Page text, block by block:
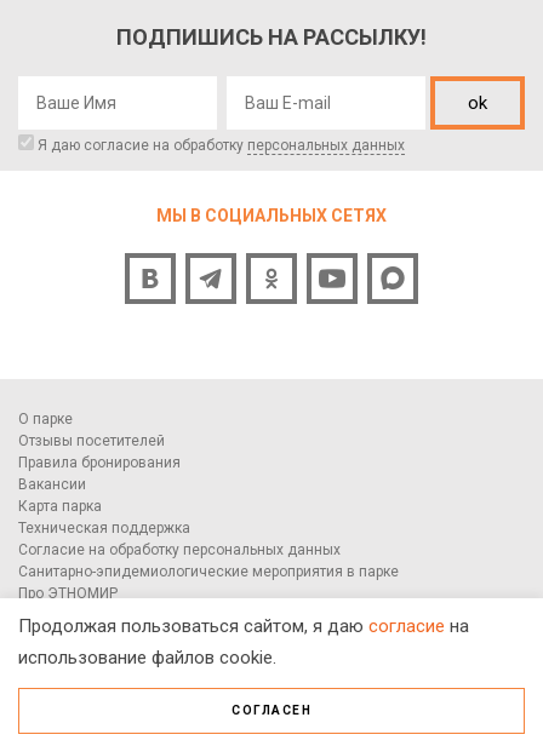
ПОДПИШИСЬ НА РАССЫЛКУ!
ok
Я даю согласие на обработку персональных данных
МЫ В СОЦИАЛЬНЫХ СЕТЯХ
О парке
Отзывы посетителей
Правила бронирования
Вакансии
Карта парка
Техническая поддержка
Согласие на обработку персональных данных
Санитарно-эпидемиологические мероприятия в парке
Про ЭТНОМИР
СМИ о нас
Площадки ЭТНОМИРа
Медиатека
Продолжая пользоваться сайтом, я даю согласие на
использование файлов cookie.
СОГЛАСЕН